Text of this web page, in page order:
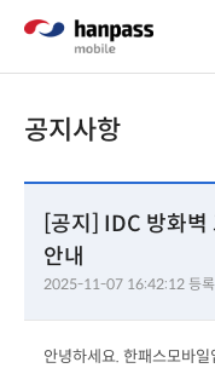
공지사항
[공지] IDC 방화
안내
2025-11-07 16:42:12 등록
안녕하세요. 한패스모바일